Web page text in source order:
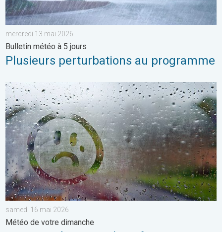
mercredi 13 mai 2026
Bulletin météo à 5 jours
Plusieurs perturbations au programme
Une journée encore bien frisquette. Météo de votre
samedi 16 mai 2026
Météo de votre dimanche